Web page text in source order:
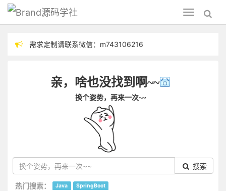
Toggle
navigation
源码学社
需求定制请联系微信：m743106216
亲，啥也没找到啊~~
换个姿势，再来一次~~
搜索
热门搜索： Java SpringBoot